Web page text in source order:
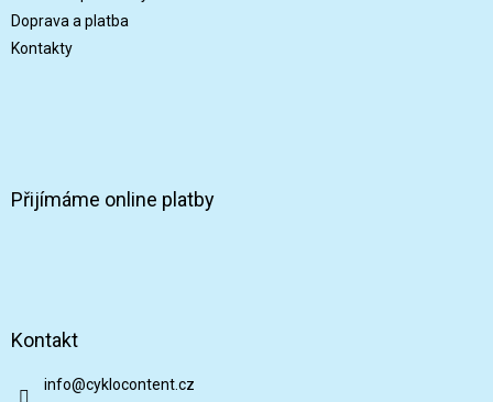
Doprava a platba
Kontakty
Přijímáme online platby
Kontakt
info@cyklocontent.cz